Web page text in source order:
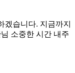
습니다. 지금까지
소중한 시간 내주